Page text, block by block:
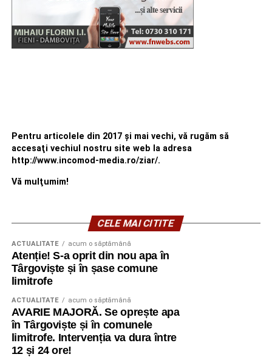
Pentru articolele din 2017 şi mai vechi, vă rugăm să
accesaţi vechiul nostru site web la adresa
http://www.incomod-media.ro/ziar/.
Vă mulţumim!
CELE MAI CITITE
ACTUALITATE acum o săptămână
Atenție! S-a oprit din nou apa în
Târgoviște și în șase comune
limitrofe
ACTUALITATE acum o săptămână
AVARIE MAJORĂ. Se oprește apa
în Târgoviște și în comunele
limitrofe. Intervenția va dura între
12 și 24 ore!